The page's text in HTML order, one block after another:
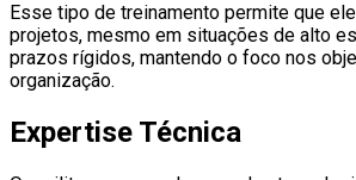
Esse tipo de treinamento permite que
projetos, mesmo em situações de alto
prazos rígidos, mantendo o foco nos
organização.
Expertise Técnica